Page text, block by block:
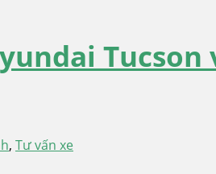
Tucson
, Tư vấn xe